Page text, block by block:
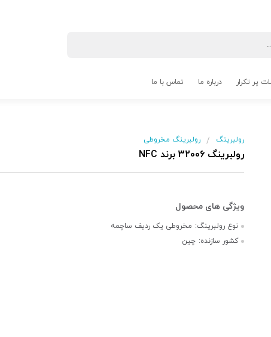
پر تکرار درباره ما تماس با ما
رولبرینگ / رولبرینگ مخروطی
رولبرینگ 32006 برند NFC
نوع رولبرینگ: مخروطی یک ردیف ساچمه
کشور سازنده: چین